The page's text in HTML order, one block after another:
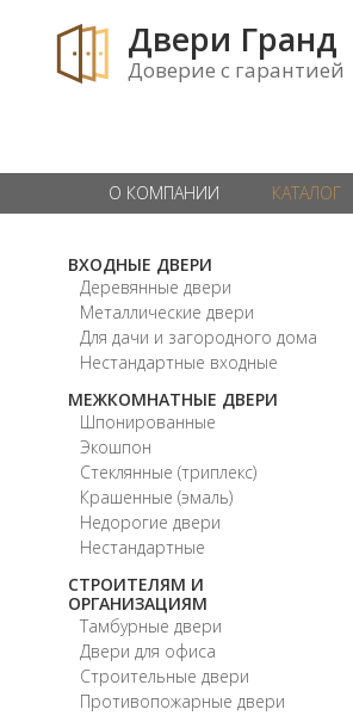
Двери Гранд
Доверие с гарантией
О КОМПАНИИ КАТАЛОГ
ВХОДНЫЕ ДВЕРИ
Деревянные двери
Металлические двери
Для дачи и загородного дома
Нестандартные входные
МЕЖКОМНАТНЫЕ ДВЕРИ
Шпонированные
Экошпон
Стеклянные (триплекс)
Крашенные (эмаль)
Недорогие двери
Нестандартные
СТРОИТЕЛЯМ И
ОРГАНИЗАЦИЯМ
Тамбурные двери
Двери для офиса
Строительные двери
Противопожарные двери